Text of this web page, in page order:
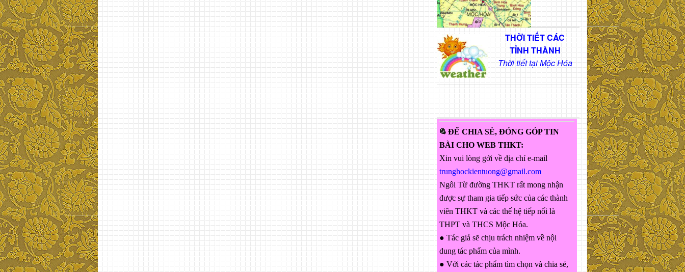
THỜI TIẾT CÁC
TỈNH THÀNH
Thời tiết tại Mộc Hóa
ĐỂ CHIA SẺ, ĐÓNG GÓP TIN
BÀI CHO WEB THKT:
Xin vui lòng gởi về địa chỉ e-mail
trunghockientuong@gmail.com
Ngôi Từ đường THKT rất mong nhận
được sự tham gia tiếp sức của các thành
viên THKT và các thế hệ tiếp nối là
THPT và THCS Mộc Hóa.
● Tác giả sẽ chịu trách nhiệm về nội
dung tác phẩm của mình.
● Với các tác phẩm tìm chọn và chia sẻ,